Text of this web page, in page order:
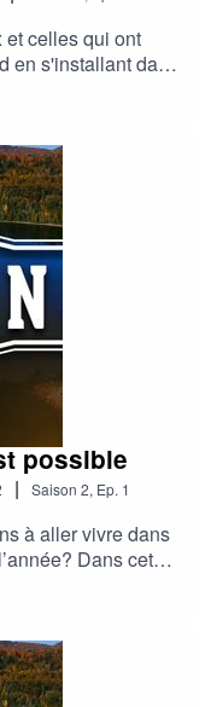
celles qui ont
en s'installant dans
les hauts et
une vie pour
est possible,
Gaspésie.
possible
| Saison 2, Ep. 1
à aller vivre dans
Dans cet
les motivations
les
pour le
région du
à travers les